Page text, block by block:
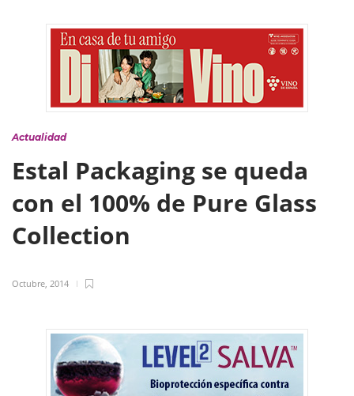
Actualidad
Estal Packaging se queda
con el 100% de Pure Glass
Collection
Octubre, 2014